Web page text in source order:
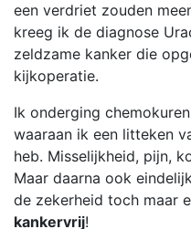
een verdriet zouden
kreeg ik de diagnose
zeldzame kanker die
kijkoperatie.
Ik onderging
waaraan ik een litteken
heb. Misselijkheid, pijn,
Maar daarna ook
de zekerheid toch maar
kankervrij!